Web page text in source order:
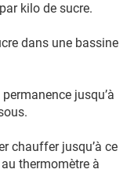
kilo de sucre.
dans une bassine
jusqu’à
chauffer jusqu’à ce
thermomètre à